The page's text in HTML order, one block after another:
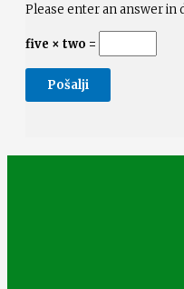
Please enter an answer in
five × two =